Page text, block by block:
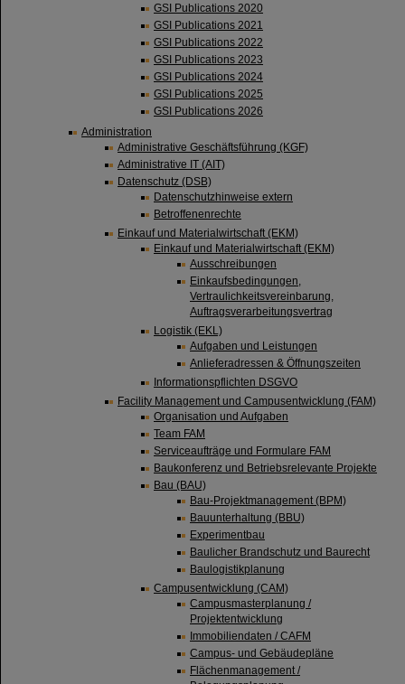
GSI Publications 2020
GSI Publications 2021
GSI Publications 2022
GSI Publications 2023
GSI Publications 2024
GSI Publications 2025
GSI Publications 2026
Administration
Administrative Geschäftsführung (KGF)
Administrative IT (AIT)
Datenschutz (DSB)
Datenschutzhinweise extern
Betroffenenrechte
Einkauf und Materialwirtschaft (EKM)
Einkauf und Materialwirtschaft (EKM)
Ausschreibungen
Einkaufsbedingungen,
Vertraulichkeitsvereinbarung,
Auftragsverarbeitungsvertrag
Logistik (EKL)
Aufgaben und Leistungen
Anlieferadressen & Öffnungszeiten
Informationspflichten DSGVO
Facility Management und Campusentwicklung (FAM)
Organisation und Aufgaben
Team FAM
Serviceaufträge und Formulare FAM
Baukonferenz und Betriebsrelevante Projekte
Bau (BAU)
Bau-Projektmanagement (BPM)
Bauunterhaltung (BBU)
Experimentbau
Baulicher Brandschutz und Baurecht
Baulogistikplanung
Campusentwicklung (CAM)
Campusmasterplanung /
Projektentwicklung
Immobiliendaten / CAFM
Campus- und Gebäudepläne
Flächenmanagement /